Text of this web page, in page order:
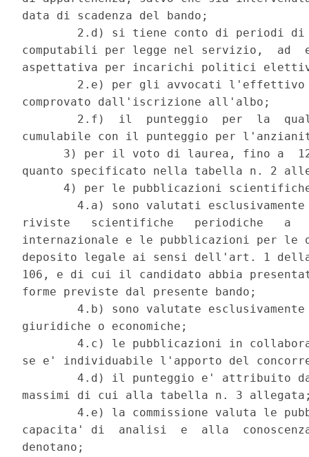
data di scadenza del bando;
2.d) si tiene conto di periodi
computabili per legge nel servizio,  ad
aspettativa per incarichi politici
2.e) per gli avvocati
comprovato dall'iscrizione all'albo;
2.f)  il  punteggio  per  la
cumulabile con il punteggio per
3) per il voto di laurea, fino a
quanto specificato nella tabella n. 2
4) per le pubblicazioni
4.a) sono valutati
riviste   scientifiche   periodiche   a
internazionale e le pubblicazioni per
deposito legale ai sensi dell'art. 1
106, e di cui il candidato abbia
forme previste dal presente bando;
4.b) sono valutate
giuridiche o economiche;
4.c) le pubblicazioni in
se e' individuabile l'apporto del
4.d) il punteggio e' attribuito
massimi di cui alla tabella n. 3
4.e) la commissione valuta le
capacita' di  analisi  e  alla
denotano;